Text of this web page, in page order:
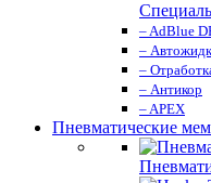
– AdBlue
–
–
– Антикор
– APEX
Пневматические